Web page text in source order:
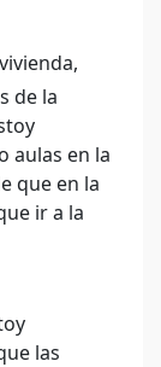
de la
aulas en la
que en la
ir a la
las